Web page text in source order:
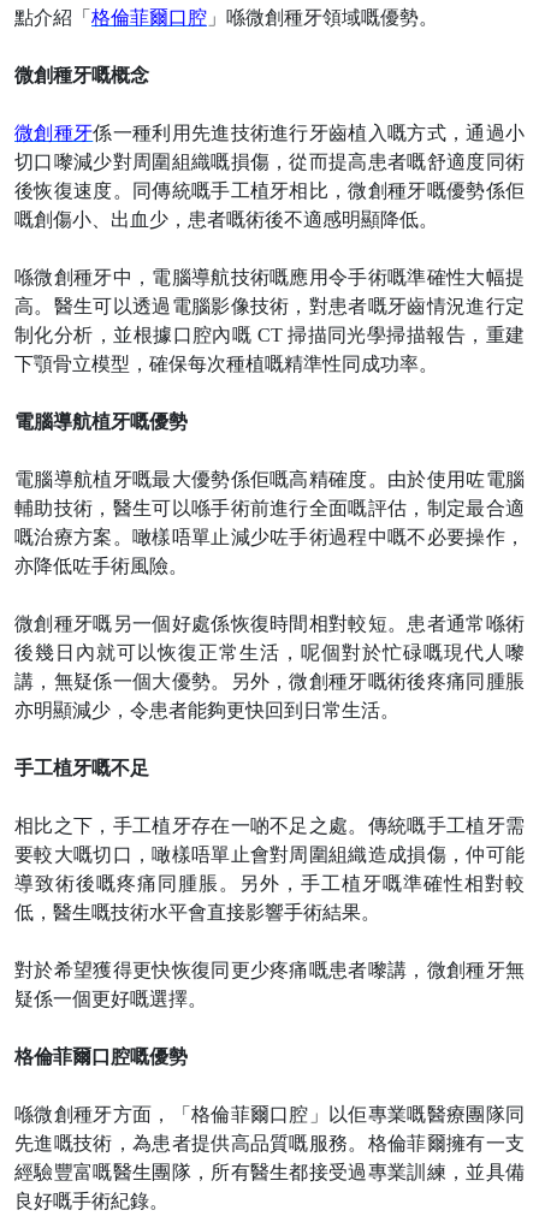
點介紹「 格倫菲爾口腔 」喺微創種牙領域嘅優勢。
微創種牙嘅概念
微創種牙係一種利用先進技術進行牙齒植入嘅方式，通過小
切口嚟減少對周圍組織嘅損傷，從而提高患者嘅舒適度同術
後恢復速度。同傳統嘅手工植牙相比，微創種牙嘅優勢係佢
嘅創傷小、出血少，患者嘅術後不適感明顯降低。
喺微創種牙中，電腦導航技術嘅應用令手術嘅準確性大幅提
高。醫生可以透過電腦影像技術，對患者嘅牙齒情況進行定
制化分析，並根據口腔內嘅 CT 掃描同光學掃描報告，重建
下顎骨立模型，確保每次種植嘅精準性同成功率。
電腦導航植牙嘅優勢
電腦導航植牙嘅最大優勢係佢嘅高精確度。由於使用咗電腦
輔助技術，醫生可以喺手術前進行全面嘅評估，制定最合適
嘅治療方案。噉樣唔單止減少咗手術過程中嘅不必要操作，
亦降低咗手術風險。
微創種牙嘅另一個好處係恢復時間相對較短。患者通常喺術
後幾日內就可以恢復正常生活，呢個對於忙碌嘅現代人嚟
講，無疑係一個大優勢。另外，微創種牙嘅術後疼痛同腫脹
亦明顯減少，令患者能夠更快回到日常生活。
手工植牙嘅不足
相比之下，手工植牙存在一啲不足之處。傳統嘅手工植牙需
要較大嘅切口，噉樣唔單止會對周圍組織造成損傷，仲可能
導致術後嘅疼痛同腫脹。另外，手工植牙嘅準確性相對較
低，醫生嘅技術水平會直接影響手術結果。
對於希望獲得更快恢復同更少疼痛嘅患者嚟講，微創種牙無
疑係一個更好嘅選擇。
格倫菲爾口腔嘅優勢
喺微創種牙方面，「格倫菲爾口腔」以佢專業嘅醫療團隊同
先進嘅技術，為患者提供高品質嘅服務。格倫菲爾擁有一支
經驗豐富嘅醫生團隊，所有醫生都接受過專業訓練，並具備
良好嘅手術紀錄。